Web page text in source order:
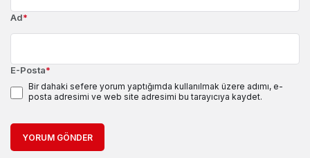
Ad*
E-Posta*
Bir dahaki sefere yorum yaptığımda kullanılmak üzere adımı, e-
posta adresimi ve web site adresimi bu tarayıcıya kaydet.
YORUM GÖNDER